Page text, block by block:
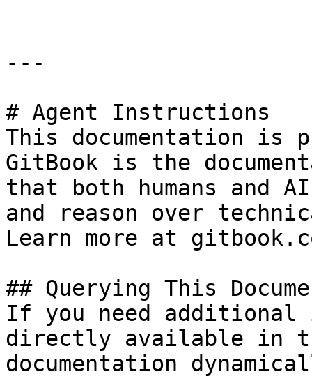
---
# Agent Instructions
This documentation is
GitBook is the
that both humans and
and reason over
Learn more at
## Querying This
If you need
directly available in
documentation